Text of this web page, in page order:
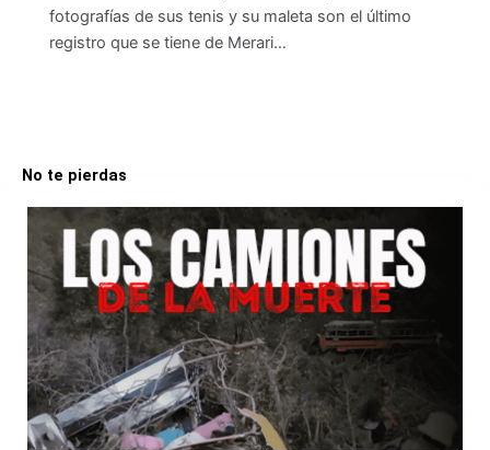
fotografías de sus tenis y su maleta son el último
registro que se tiene de Merari…
No te pierdas